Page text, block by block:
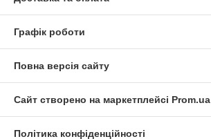
Графік роботи
Повна версія сайту
Сайт створено на маркетплейсі Prom.ua
Політика конфіденційності